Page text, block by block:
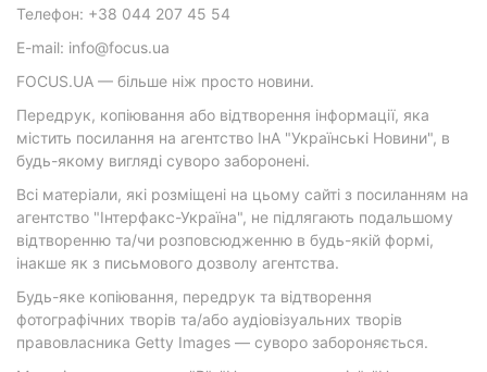
Телефон: +38 044 207 45 54
E-mail: info@focus.ua
FOCUS.UA — більше ніж просто новини.
Передрук, копіювання або відтворення інформації, яка
містить посилання на агентство ІнА "Українські Новини", в
будь-якому вигляді суворо заборонені.
Всі матеріали, які розміщені на цьому сайті з посиланням на
агентство "Інтерфакс-Україна", не підлягають подальшому
відтворенню та/чи розповсюдженню в будь-якій формі,
інакше як з письмового дозволу агентства.
Будь-яке копіювання, передрук та відтворення
фотографічних творів та/або аудіовізуальних творів
правовласника Getty Images — суворо забороняється.